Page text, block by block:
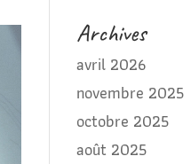
Archives
avril 2026
novembre 2025
octobre 2025
août 2025